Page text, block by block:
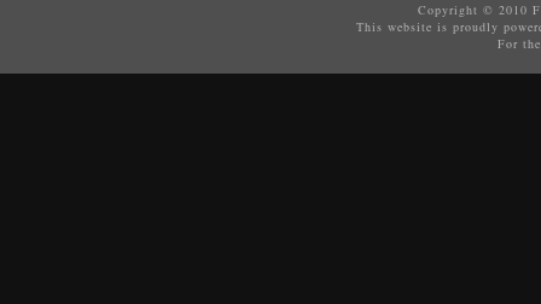
Copyright © 2010
This website is proudly
For